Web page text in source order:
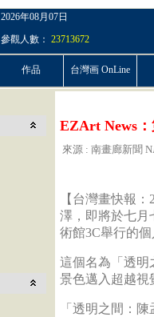
2026年08月07日
參觀人數： 23713672
作品 台灣画 OnLine
EZArt News
來源 : 南畫廊新聞
【台灣畫快報
澤，即將於七月
術館3C舉行的個
這個名為「透明
景色邁入超越視
「透明之間：